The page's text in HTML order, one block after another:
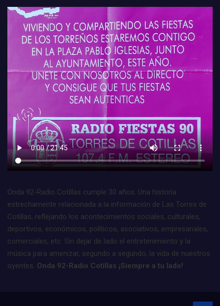
Onda 92-Radio Cotillas cumple 30 años. Una historia
estrechamente relacionada a la información de Las Torres de
Cotillas, reflejando los acontecimientos sociales, culturales,
deportivos, económicos, políticos, asociativos, empresariales,
comerciales, etc. Sin dejar de lado el entretenimiento y la
música para amenizar, segundo a segundo, la vida de nuestros
oyentes. Onda 92-Radio Cotillas ¡Siempre a tu lado!